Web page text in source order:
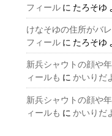
フィール に たろそゆ
けなそゆの住所がバ
フィール に たろそゆ
新兵シャウトの顔や
ィールも に かいりだ
新兵シャウトの顔や
ィールも に かいりだ